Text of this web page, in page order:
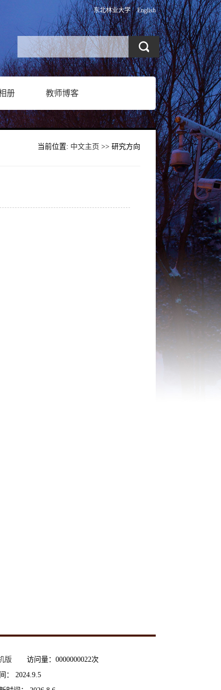
东北林业大学 English
册 教师博客
当前位置: 中文主页 >> 研究方向
版 访问量： 0000000022次
： 2024.9.5